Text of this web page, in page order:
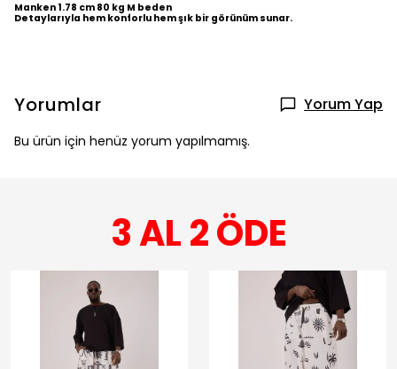
Manken 1.78 cm 80 kg M beden
Detaylarıyla hem konforlu hem şık bir görünüm sunar.
Yorumlar Yorum Yap
Bu ürün için henüz yorum yapılmamış.
3 AL 2 ÖDE